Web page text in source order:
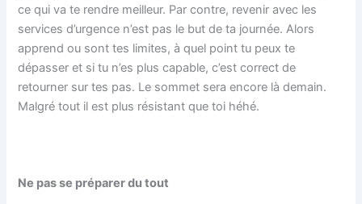
ce qui va te rendre meilleur. Par contre, revenir avec les
services d’urgence n’est pas le but de ta journée. Alors
apprend ou sont tes limites, à quel point tu peux te
dépasser et si tu n’es plus capable, c’est correct de
retourner sur tes pas. Le sommet sera encore là demain.
Malgré tout il est plus résistant que toi héhé.
Ne pas se préparer du tout